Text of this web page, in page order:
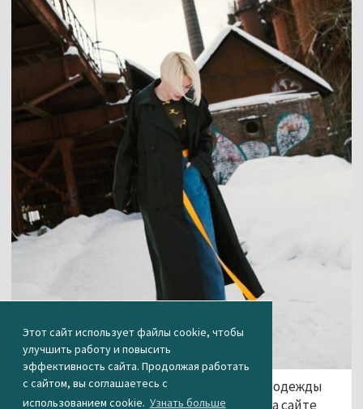
Этот сайт использует файлы cookie, чтобы
улучшить работу и повысить
эффективность сайта. Продолжая работать
с сайтом, вы соглашаетесь с
использованием cookie. Узнать больше
Российский бренд модной молодёжной одежды
Befree опубликовал в своих соцсетях и на сайте